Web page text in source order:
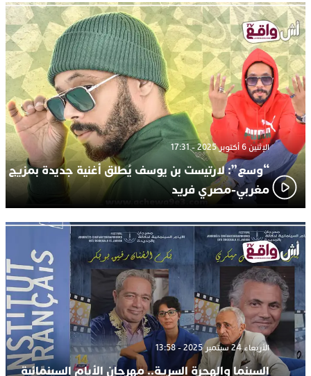
الإثنين 6 أكتوبر 2025 - 17:31
“وسع”: لارتيست بن يوسف يُطلق أغنية جديدة بمزيج
مغربي-مصري فريد
الأربعاء 24 سبتمبر 2025 - 13:58
السينما والهجرة السرية.. مهرجان الأيام السينمائية